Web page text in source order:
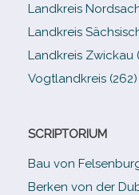
Landkreis
Landkreis
Landkreis Zwickau
Vogtlandkreis (262)
SCRIPTORIUM
Bau von
Berken von der